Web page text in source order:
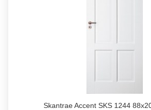
Skantrae Accent SKS 1244